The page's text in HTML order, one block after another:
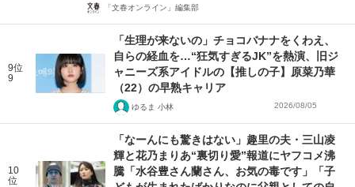
「文春オンライン」編集部
9位
9
「生理が来ないの」チョコバナナをくわえ、
自らの経血を…“狂気すぎるJK”を熱演、旧ジ
ャニーズ系アイドルの【推しの子】原菜乃華
（22）の早熟キャリア
ゆるま 小林 2026/08/05
10
位
「なーんにも驚きはない」趣里の夫・三山凌
輝と花乃まりあ“裏切り愛”報道にヤフコメ沸
騰「水谷豊さん蘭さん、お気の毒です」「子